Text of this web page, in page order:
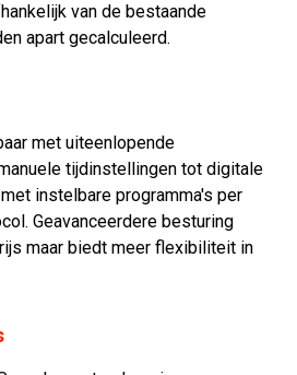
van de bestaande
apart gecalculeerd.
met uiteenlopende
tijdinstellingen tot digitale
instelbare programma's per
Geavanceerdere besturing
maar biedt meer flexibiliteit in